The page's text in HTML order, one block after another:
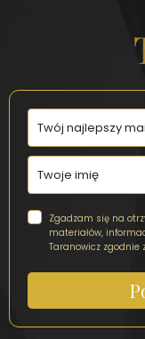
Zgadzam się na
materiałów,
Taranowicz zgodnie